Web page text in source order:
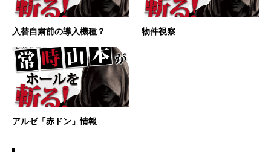
入替自粛前の導入機種？ 物件視察
アルゼ「赤ドン」情報